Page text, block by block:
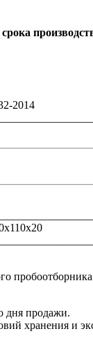
2014
дня продажи.
хранения и